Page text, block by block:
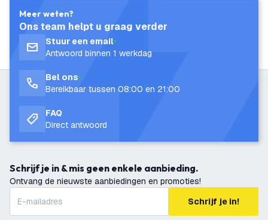
Meer weten?
Ons team helpt u graag verder
Stuur een email
Antwoord binnen 1 werkdag
Bel ons
Bereikbaar tussen 08:00 en 21:00
FAQ
Direct antwoord
Schrijf je in & mis geen enkele aanbieding.
Ontvang de nieuwste aanbiedingen en promoties!
Schrijf je in!